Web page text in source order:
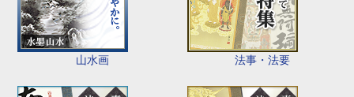
山水画 法事・法要